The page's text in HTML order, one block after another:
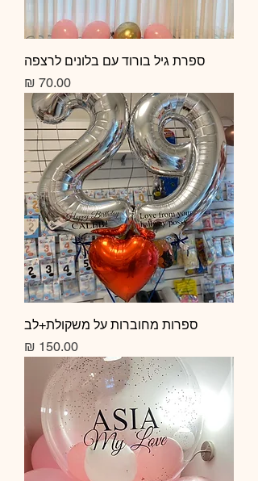
ספרת גיל בורוד עם בלונים לרצפה
מחיר
ספרות מחוברות על משקולת+לב
מחיר